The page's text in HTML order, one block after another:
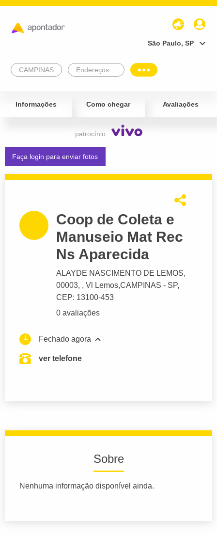
São Paulo, SP
CAMPINAS
Informações Como chegar Avaliações
patrocínio:
Faça login para enviar fotos
Coop de Coleta e
Manuseio Mat Rec
Ns Aparecida
ALAYDE NASCIMENTO DE LEMOS,
00003, , Vl Lemos,CAMPINAS - SP,
CEP: 13100-453
0 avaliações
Fechado agora
ver telefone
Sobre
Nenhuma informação disponível ainda.